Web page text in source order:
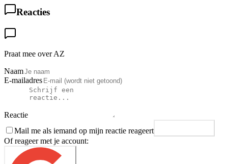
Reacties
Praat mee over AZ
Naam
E-mailadres
Reactie
Mail me als iemand op mijn reactie reageert
Of reageer met je account: